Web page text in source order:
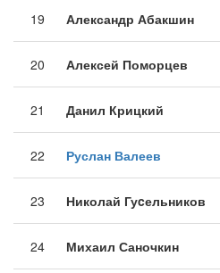
19 Александр Абакшин
20 Алексей Поморцев
21 Данил Крицкий
22 Руслан Валеев
23 Николай Гуcельников
24 Михаил Саночкин